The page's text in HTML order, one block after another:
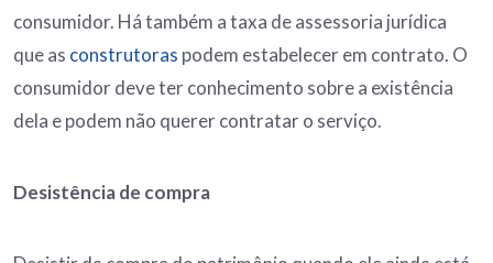
consumidor. Há também a taxa de assessoria jurídica
que as construtoras podem estabelecer em contrato. O
consumidor deve ter conhecimento sobre a existência
dela e podem não querer contratar o serviço.
Desistência de compra